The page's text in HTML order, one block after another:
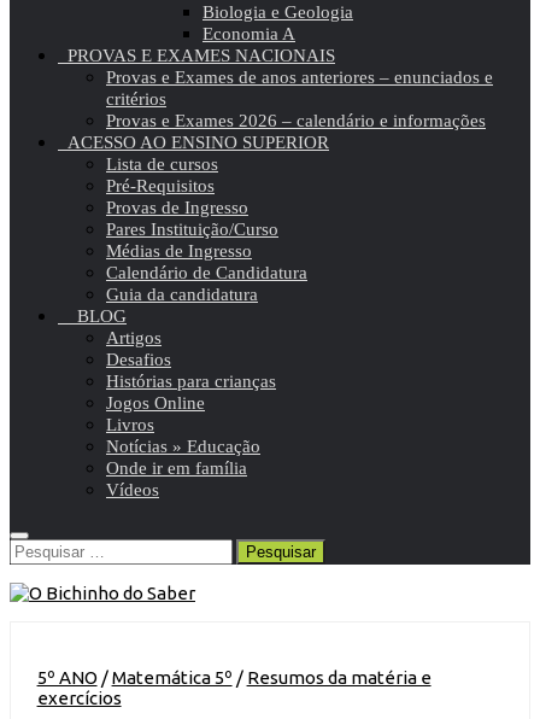
Biologia e Geologia
Economia A
PROVAS E EXAMES NACIONAIS
Provas e Exames de anos anteriores – enunciados e
critérios
Provas e Exames 2026 – calendário e informações
ACESSO AO ENSINO SUPERIOR
Lista de cursos
Pré-Requisitos
Provas de Ingresso
Pares Instituição/Curso
Médias de Ingresso
Calendário de Candidatura
Guia da candidatura
BLOG
Artigos
Desafios
Histórias para crianças
Jogos Online
Livros
Notícias » Educação
Onde ir em família
Vídeos
Pesquisar
por:
5º ANO /Matemática 5º / Resumos da matéria e
exercícios